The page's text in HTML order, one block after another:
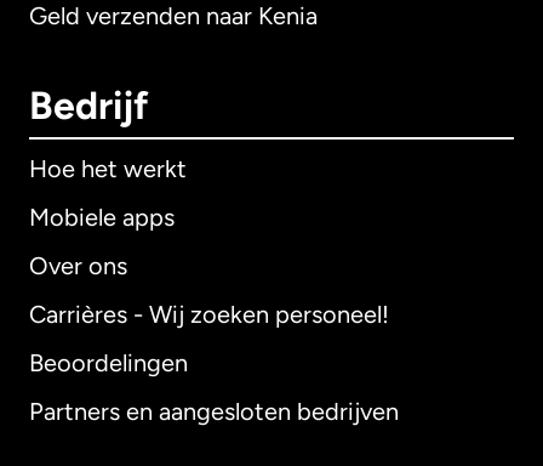
Geld verzenden naar Kenia
Bedrijf
Hoe het werkt
Mobiele apps
Over ons
Carrières - Wij zoeken personeel!
Beoordelingen
Partners en aangesloten bedrijven